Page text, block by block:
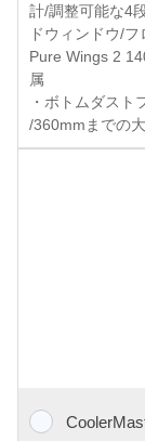
計/調整可能な4
ドウィンドウ/
Pure Wings 2
属
・ボトムダスト
/360mmまでの